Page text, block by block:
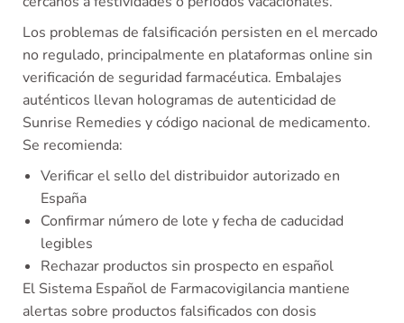
Los problemas de falsificación persisten en el mercado
no regulado, principalmente en plataformas online sin
verificación de seguridad farmacéutica. Embalajes
auténticos llevan hologramas de autenticidad de
Sunrise Remedies y código nacional de medicamento.
Se recomienda:
Verificar el sello del distribuidor autorizado en
España
Confirmar número de lote y fecha de caducidad
legibles
Rechazar productos sin prospecto en español
El Sistema Español de Farmacovigilancia mantiene
alertas sobre productos falsificados con dosis